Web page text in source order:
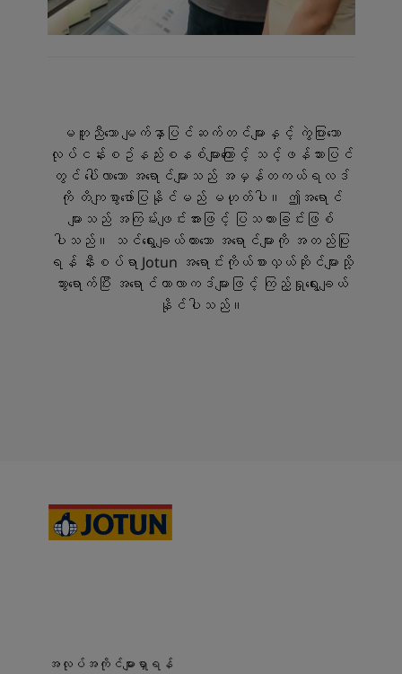
မတူညီသော မျက်နှာပြင်ဆက်တင်များနှင့် ကွဲပြားသော
လုပ်ငန်းစဥ်နည်းစနစ်များကြောင့် သင့်ဖန်သားပြင်
တွင် ပေါ်လာသော အရောင်များသည် အမှန်တကယ်ရလဒ်
ကို တိကျစွာဖော်ပြနိုင်မည် မဟုတ်ပါ။ ဤအရောင်
များသည် အကြမ်းဖျင်းအားဖြင့် ပြသထားခြင်းဖြစ်
ပါသည်။ သင်ရွေးချယ်ထားသော အရောင်များကို အတည်ပြု
ရန် နီးစပ်ရာ Jotun အရောင်းကိုယ်စားလှယ်ဆိုင်များသို့
သွားရောက်ပြီး အရောင်ကာလာကဒ်များဖြင့် ကြည့်ရှုရွေးချယ်
နိုင်ပါသည်။
အလုပ်အကိုင်များရှာရန်